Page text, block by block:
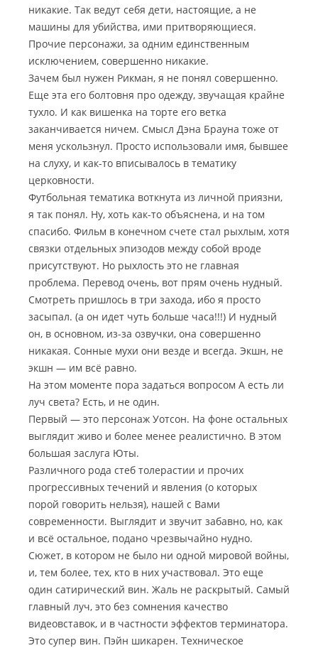
никакие. Так ведут себя дети, настоящие, а не
машины для убийства, ими притворяющиеся.
Прочие персонажи, за одним единственным
исключением, совершенно никакие.
Зачем был нужен Рикман, я не понял совершенно.
Еще эта его болтовня про одежду, звучащая крайне
тухло. И как вишенка на торте его ветка
заканчивается ничем. Смысл Дэна Брауна тоже от
меня ускользнул. Просто использовали имя, бывшее
на слуху, и как-то вписывалось в тематику
церковности.
Футбольная тематика воткнута из личной приязни,
я так понял. Ну, хоть как-то объяснена, и на том
спасибо. Фильм в конечном счете стал рыхлым, хотя
связки отдельных эпизодов между собой вроде
присутствуют. Но рыхлость это не главная
проблема. Перевод очень, вот прям очень нудный.
Смотреть пришлось в три захода, ибо я просто
засыпал. (а он идет чуть больше часа!!!) И нудный
он, в основном, из-за озвучки, она совершенно
никакая. Сонные мухи они везде и всегда. Экшн, не
экшн — им всё равно.
На этом моменте пора задаться вопросом А есть ли
луч света? Есть, и не один.
Первый — это персонаж Уотсон. На фоне остальных
выглядит живо и более менее реалистично. В этом
большая заслуга Юты.
Различного рода стеб толерастии и прочих
прогрессивных течений и явления (о которых
порой говорить нельзя), нашей с Вами
современности. Выглядит и звучит забавно, но, как
и всё остальное, подано чрезвычайно нудно.
Сюжет, в котором не было ни одной мировой войны,
и, тем более, тех, кто в них участвовал. Это еще
один сатирический вин. Жаль не раскрытый. Самый
главный луч, это без сомнения качество
видеовставок, и в частности эффектов терминатора.
Это супер вин. Пэйн шикарен. Техническое